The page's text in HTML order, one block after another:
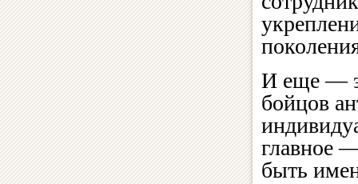
И еще —
бойцов
главное
быть